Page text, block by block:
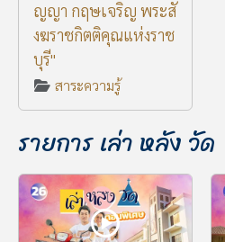
ญญา กฤษเจริญ พระสั
งฆราชกิตติคุณแห่งราช
บุรี"
สาระความรู้
รายการ เล่า หลัง วัด